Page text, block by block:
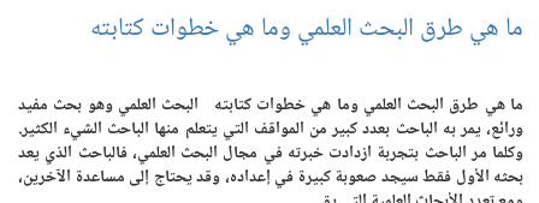
ما هي طرق البحث العلمي وما هي خطوات كتابته
ما هي طرق البحث العلمي وما هي خطوات كتابته البحث العلمي وهو بحث مفيد
ورائع، يمر به الباحث بعدد كبير من المواقف التي يتعلم منها الباحث الشيء الكثير.
وكلما مر الباحث بتجربة ازدادت خبرته في مجال البحث العلمي، فالباحث الذي يعد
بحثه الأول فقط سيجد صعوبة كبيرة في إعداده، وقد يحتاج إلى مساعدة الآخرين،